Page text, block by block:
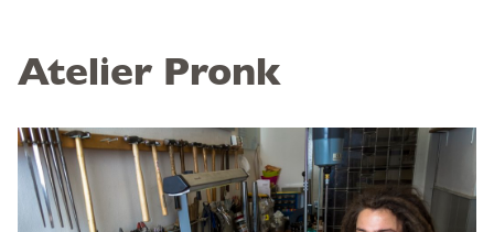
Atelier Pronk